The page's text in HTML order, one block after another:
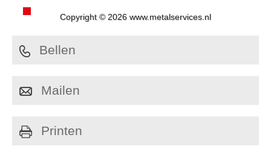
Copyright © 2026 www.metalservices.nl
Bellen
Mailen
Printen